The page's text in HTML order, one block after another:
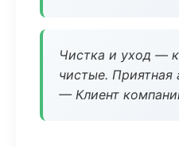
Чистка и уход —
чистые. Приятная
— Клиент